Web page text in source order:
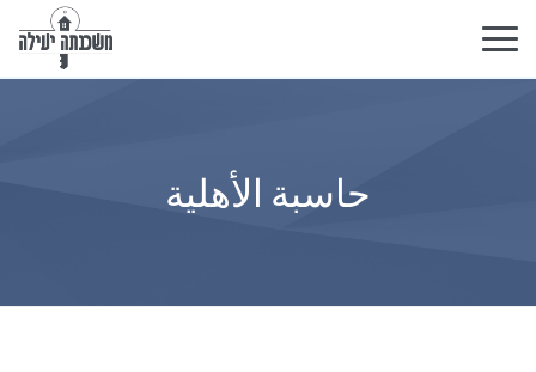
تبديل
التنقل
حاسبة الأهلية